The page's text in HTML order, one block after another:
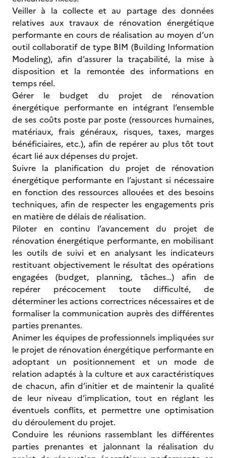
Veiller à la collecte et au partage des données
relatives aux travaux de rénovation énergétique
performante en cours de réalisation au moyen d’un
outil collaboratif de type BIM (Building Information
Modeling), afin d’assurer la traçabilité, la mise à
disposition et la remontée des informations en
temps réel.
Gérer le budget du projet de rénovation
énergétique performante en intégrant l’ensemble
de ses coûts poste par poste (ressources humaines,
matériaux, frais généraux, risques, taxes, marges
bénéficiaires, etc.), afin de repérer au plus tôt tout
écart lié aux dépenses du projet.
Suivre la planification du projet de rénovation
énergétique performante en l’ajustant si nécessaire
en fonction des ressources allouées et des besoins
techniques, afin de respecter les engagements pris
en matière de délais de réalisation.
Piloter en continu l’avancement du projet de
rénovation énergétique performante, en mobilisant
les outils de suivi et en analysant les indicateurs
restituant objectivement le résultat des opérations
engagées (budget, planning, tâches…) afin de
repérer précocement toute difficulté, de
déterminer les actions correctrices nécessaires et de
formaliser la communication auprès des différentes
parties prenantes.
Animer les équipes de professionnels impliquées sur
le projet de rénovation énergétique performante en
adoptant un positionnement et un mode de
relation adaptés à la culture et aux caractéristiques
de chacun, afin d’initier et de maintenir la qualité
de leur niveau d’implication, tout en réglant les
éventuels conflits, et permettre une optimisation
du déroulement du projet.
Conduire les réunions rassemblant les différentes
parties prenantes et jalonnant la réalisation du